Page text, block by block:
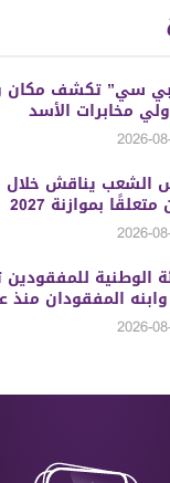
سي” تكشف مكان
مخابرات الأسد
بموازنة 2027
الوطنية
المفقودان منذ عام